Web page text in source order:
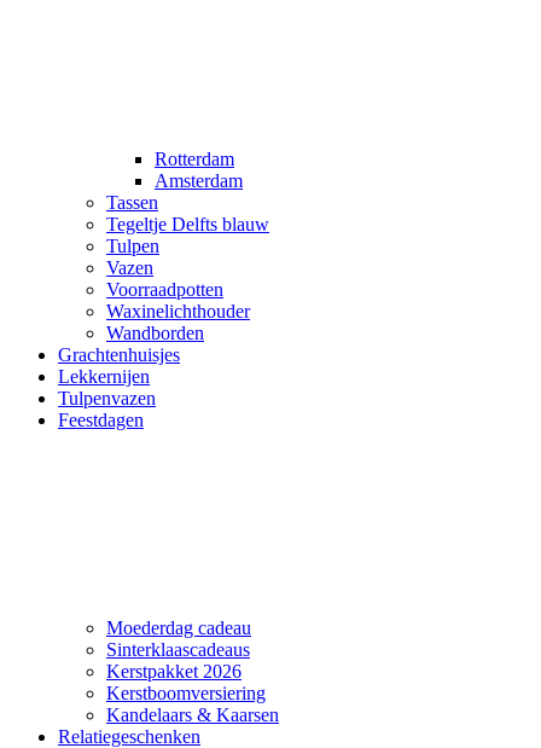
Rotterdam
Amsterdam
Tassen
Tegeltje Delfts blauw
Tulpen
Vazen
Voorraadpotten
Waxinelichthouder
Wandborden
Grachtenhuisjes
Lekkernijen
Tulpenvazen
Feestdagen
Moederdag cadeau
Sinterklaascadeaus
Kerstpakket 2026
Kerstboomversiering
Kandelaars & Kaarsen
Relatiegeschenken